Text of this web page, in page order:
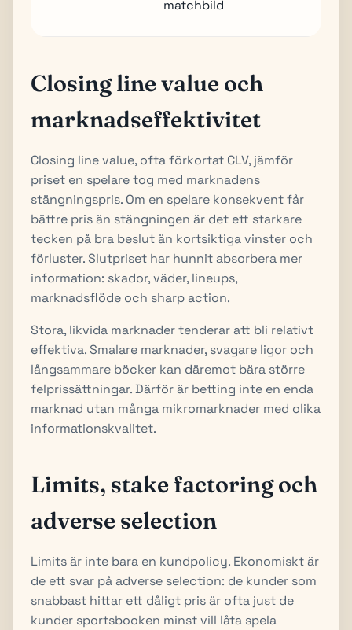
matchbild
Closing line value och
marknadseffektivitet
Closing line value, ofta förkortat CLV, jämför
priset en spelare tog med marknadens
stängningspris. Om en spelare konsekvent får
bättre pris än stängningen är det ett starkare
tecken på bra beslut än kortsiktiga vinster och
förluster. Slutpriset har hunnit absorbera mer
information: skador, väder, lineups,
marknadsflöde och sharp action.
Stora, likvida marknader tenderar att bli relativt
effektiva. Smalare marknader, svagare ligor och
långsammare böcker kan däremot bära större
felprissättningar. Därför är betting inte en enda
marknad utan många mikromarknader med olika
informationskvalitet.
Limits, stake factoring och
adverse selection
Limits är inte bara en kundpolicy. Ekonomiskt är
de ett svar på adverse selection: de kunder som
snabbast hittar ett dåligt pris är ofta just de
kunder sportsbooken minst vill låta spela